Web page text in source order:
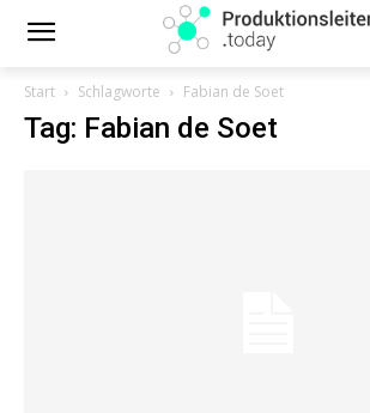
Start Schlagworte Fabian de Soet
Tag: Fabian de Soet